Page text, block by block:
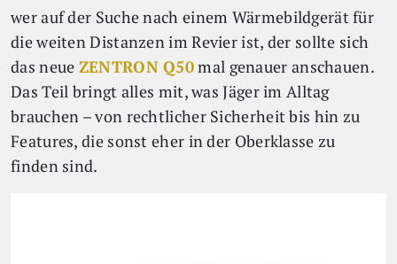
wer auf der Suche nach einem Wärmebildgerät für
die weiten Distanzen im Revier ist, der sollte sich
das neue ZENTRON Q50mal genauer anschauen.
Das Teil bringt alles mit, was Jäger im Alltag
brauchen – von rechtlicher Sicherheit bis hin zu
Features, die sonst eher in der Oberklasse zu
finden sind.